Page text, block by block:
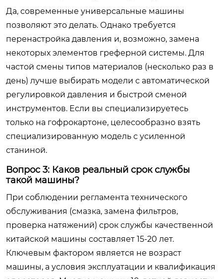
Да, современные универсальные машины
позволяют это делать. Однако требуется
перенастройка давления и, возможно, замена
некоторых элементов греферной системы. Для
частой смены типов материалов (несколько раз в
день) лучше выбирать модели с автоматической
регулировкой давления и быстрой сменой
инструментов. Если вы специализируетесь
только на гофрокартоне, целесообразно взять
специализированную модель с усиленной
станиной.
Вопрос 3: Каков реальный срок службы
такой машины?
При соблюдении регламента технического
обслуживания (смазка, замена фильтров,
проверка натяжений) срок службы качественной
китайской машины составляет 15-20 лет.
Ключевым фактором является не возраст
машины, а условия эксплуатации и квалификация